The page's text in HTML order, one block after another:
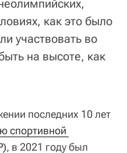
как это было
участвовать во
на высоте, как
последних 10 лет
спортивной
, в 2021 году был